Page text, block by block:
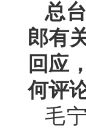
总
郎有
回应
何评
毛